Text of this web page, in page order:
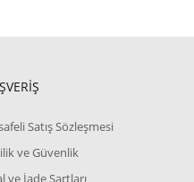
Satış Sözleşmesi
ve Güvenlik
ve İade Şartları